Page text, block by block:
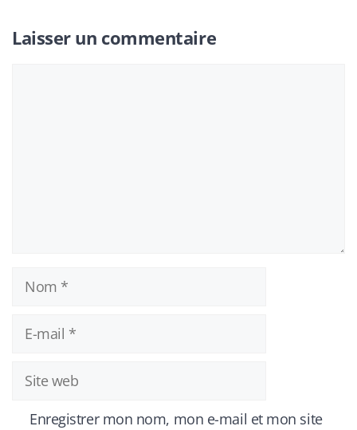
Laisser un commentaire
Nom
Site
Enregistrer mon nom, mon e-mail et mon site